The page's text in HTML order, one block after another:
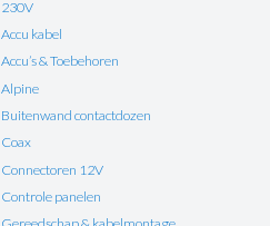
230V
Accu kabel
Accu’s & Toebehoren
Alpine
Buitenwand contactdozen
Coax
Connectoren 12V
Controle panelen